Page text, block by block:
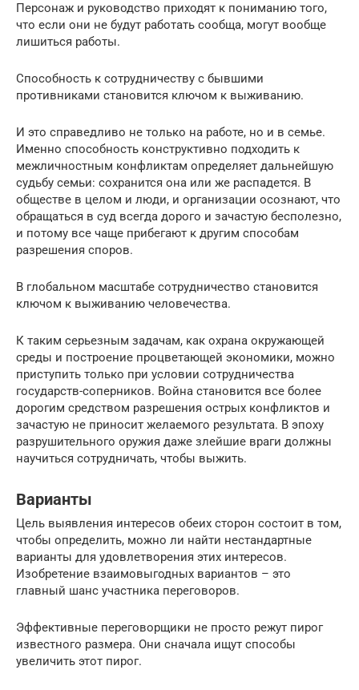
Персонаж и руководство приходят к пониманию того,
что если они не будут работать сообща, могут вообще
лишиться работы.
Способность к сотрудничеству с бывшими
противниками становится ключом к выживанию.
И это справедливо не только на работе, но и в семье.
Именно способность конструктивно подходить к
межличностным конфликтам определяет дальнейшую
судьбу семьи: сохранится она или же распадется. В
обществе в целом и люди, и организации осознают, что
обращаться в суд всегда дорого и зачастую бесполезно,
и потому все чаще прибегают к другим способам
разрешения споров.
В глобальном масштабе сотрудничество становится
ключом к выживанию человечества.
К таким серьезным задачам, как охрана окружающей
среды и построение процветающей экономики, можно
приступить только при условии сотрудничества
государств-соперников. Война становится все более
дорогим средством разрешения острых конфликтов и
зачастую не приносит желаемого результата. В эпоху
разрушительного оружия даже злейшие враги должны
научиться сотрудничать, чтобы выжить.
Варианты
Цель выявления интересов обеих сторон состоит в том,
чтобы определить, можно ли найти нестандартные
варианты для удовлетворения этих интересов.
Изобретение взаимовыгодных вариантов – это
главный шанс участника переговоров.
Эффективные переговорщики не просто режут пирог
известного размера. Они сначала ищут способы
увеличить этот пирог.